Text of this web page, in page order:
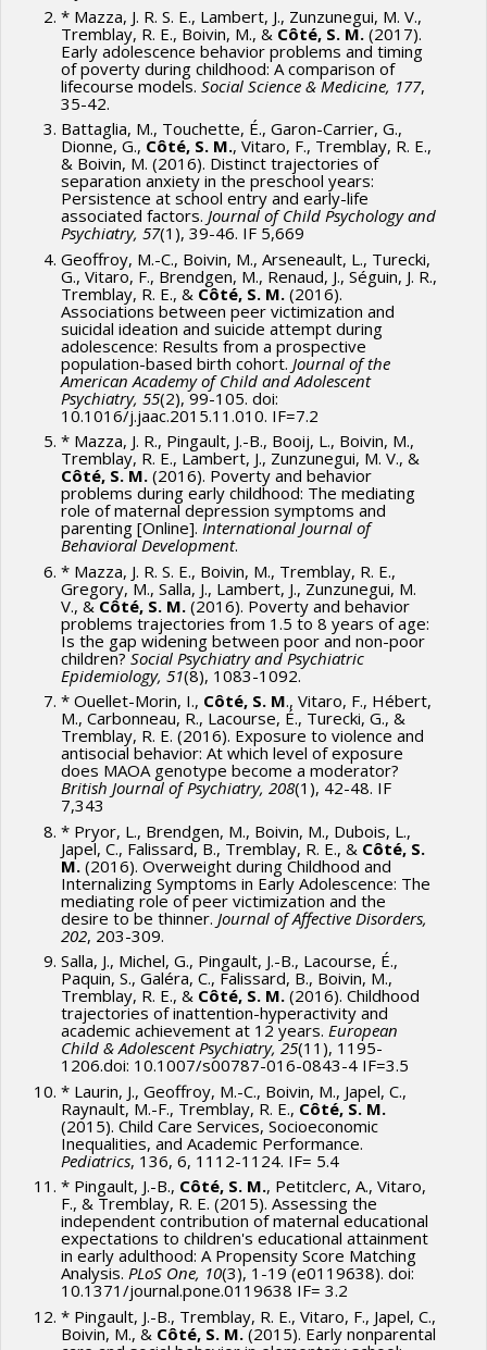
Zoccolillo
Nancy Annette Ross
Sewitch,Giovani Burgos,Hope Weiler, Marie Robert
Pierre-Thomas Léger,Gilles Caporossi,William Bukowski
Michel Laroche,Petr Hanel,Mario Fortin,Daniel Parent
Michel Préville
,
Lynch ,Lindsey John,Paul Makdissi,John Penrod,Lucie
, Martine Hébert,Guy Lacroix,Philip Merrigan
Marie-Christine Saint-Jacques,Richard Marcoux
Doray,Simon Langlois,Catherine Des Rivières-Pigeon,
Guy Fréchet
Lucie Deblois Jean-Yves Duclos ,Gérard
Duhaime ,Bernard Fortin,Louis-Paul Rivest ,Bruce Shearer
Marius Thériault,Charles Bellemare,Pierre Ouellette
Rebecca Fuhrer,Robert Pampalon,Lise Renaud
Drouilly,Claude Dumas,Pierre Lefebvre,Benoît Levesque
Katherine Lippel,Nicolas Marceau,André Marchand
Karen Messing,Jocelyne Morin , Christa Japel
Bigras,Étienne Wasmer,Yves Lecomte, Jean-Marie
Boisvert,Jocelyne Giasson,Lise St-Laurent,Marc Van
Audenrode,Richard Shearmur,Denis Harrisson,Mircea
,Amélie Quesnel Vallée,Rober Platt,Michel Boivin
Sources de financement :FRQSC/Fonds de recherche du
Québec - Société et culture (FQRSC)
Programmes de subvention :PV129894-(RG) Programme
Regroupements stratégiques
* Mazza, J. R. S. E., Lambert, J., Zunzunegui, M. V.,
Tremblay, R. E., Boivin, M., &Côté, S. M. (2017).
Early adolescence behavior problems and timing
of poverty during childhood: A comparison of
lifecourse models. Social Science & Medicine, 177,
35-42.
Battaglia, M., Touchette, É., Garon-Carrier, G.,
Dionne, G., Côté, S. M., Vitaro, F., Tremblay, R. E.,
& Boivin, M. (2016). Distinct trajectories of
separation anxiety in the preschool years:
Persistence at school entry and early-life
associated factors. Journal of Child Psychology and
Psychiatry, 57(1), 39-46. IF 5,669
Geoffroy, M.-C., Boivin, M., Arseneault, L., Turecki,
G., Vitaro, F., Brendgen, M., Renaud, J., Séguin, J. R.,
Tremblay, R. E., & Côté, S. M. (2016).
Associations between peer victimization and
suicidal ideation and suicide attempt during
adolescence: Results from a prospective
population-based birth cohort. Journal of the
American Academy of Child and Adolescent
Psychiatry, 55(2), 99-105. doi:
10.1016/j.jaac.2015.11.010. IF=7.2
* Mazza, J. R., Pingault, J.-B., Booij, L., Boivin, M.,
Tremblay, R. E., Lambert, J., Zunzunegui, M. V., &
Côté, S. M. (2016). Poverty and behavior
problems during early childhood: The mediating
role of maternal depression symptoms and
parenting [Online]. International Journal of
Behavioral Development.
* Mazza, J. R. S. E., Boivin, M., Tremblay, R. E.,
Gregory, M., Salla, J., Lambert, J., Zunzunegui, M.
V., &Côté, S. M. (2016). Poverty and behavior
problems trajectories from 1.5 to 8 years of age:
Is the gap widening between poor and non-poor
children?Social Psychiatry and Psychiatric
Epidemiology, 51(8), 1083-1092.
* Ouellet-Morin, I., Côté, S. M., Vitaro, F., Hébert,
M., Carbonneau, R., Lacourse, É., Turecki, G., &
Tremblay, R. E. (2016). Exposure to violence and
antisocial behavior: At which level of exposure
does MAOA genotype become a moderator?
British Journal of Psychiatry, 208(1), 42-48. IF
7,343
* Pryor, L., Brendgen, M., Boivin, M., Dubois, L.,
Japel, C., Falissard, B., Tremblay, R. E., & Côté, S.
M. (2016). Overweight during Childhood and
Internalizing Symptoms in Early Adolescence: The
mediating role of peer victimization and the
desire to be thinner. Journal of Affective Disorders,
202, 203-309.
Salla, J., Michel, G., Pingault, J.-B., Lacourse, É.,
Paquin, S., Galéra, C., Falissard, B., Boivin, M.,
Tremblay, R. E., & Côté, S. M. (2016). Childhood
trajectories of inattention-hyperactivity and
academic achievement at 12 years. European
Child & Adolescent Psychiatry, 25(11), 1195-
1206.doi: 10.1007/s00787-016-0843-4 IF=3.5
* Laurin, J., Geoffroy, M.-C., Boivin, M., Japel, C.,
Raynault, M.-F., Tremblay, R. E., Côté, S. M.
(2015). Child Care Services, Socioeconomic
Inequalities, and Academic Performance.
Pediatrics, 136, 6, 1112-1124. IF= 5.4
* Pingault, J.-B., Côté, S. M., Petitclerc, A., Vitaro,
F., & Tremblay, R. E. (2015). Assessing the
independent contribution of maternal educational
expectations to children's educational attainment
in early adulthood: A Propensity Score Matching
Analysis. PLoS One, 10(3), 1-19 (e0119638). doi:
10.1371/journal.pone.0119638 IF= 3.2
* Pingault, J.-B., Tremblay, R. E., Vitaro, F., Japel, C.,
Boivin, M., & Côté, S. M.(2015). Early nonparental